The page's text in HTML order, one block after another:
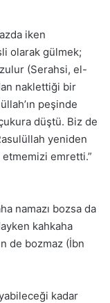
iken
olarak gülmek;
(Serahsi, el-
naklettiği bir
peşinde
düştü. Biz de
yeniden
etmemizi emretti.”
namazı bozsa da
kahkaha
de bozmaz (İbn
kadar